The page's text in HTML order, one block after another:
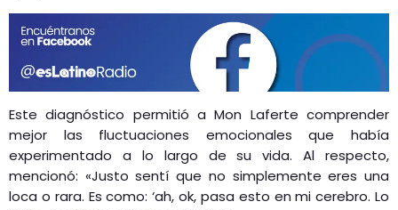
Este diagnóstico permitió a Mon Laferte comprender
mejor las fluctuaciones emocionales que había
experimentado a lo largo de su vida.
Al respecto,
mencionó: «Justo sentí que no simplemente eres una
loca o rara. Es como: ‘ah, ok, pasa esto en mi cerebro. Lo